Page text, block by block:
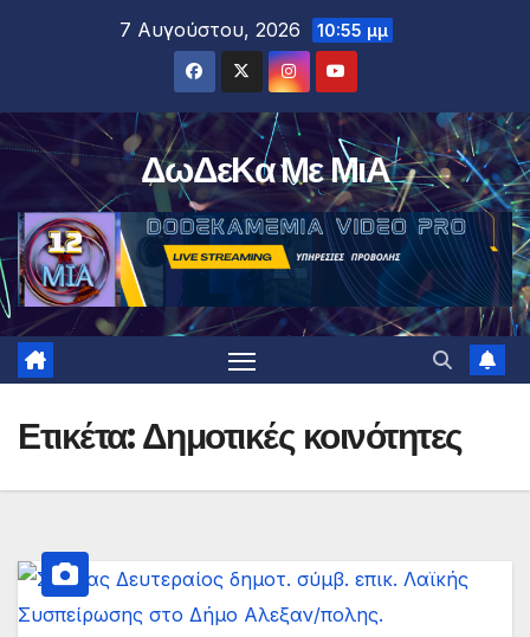
7 Αυγούστου, 2026 10:55 μμ
ΔωΔεΚα Με ΜιΑ
Ετικέτα:Δημοτικές κοινότητες